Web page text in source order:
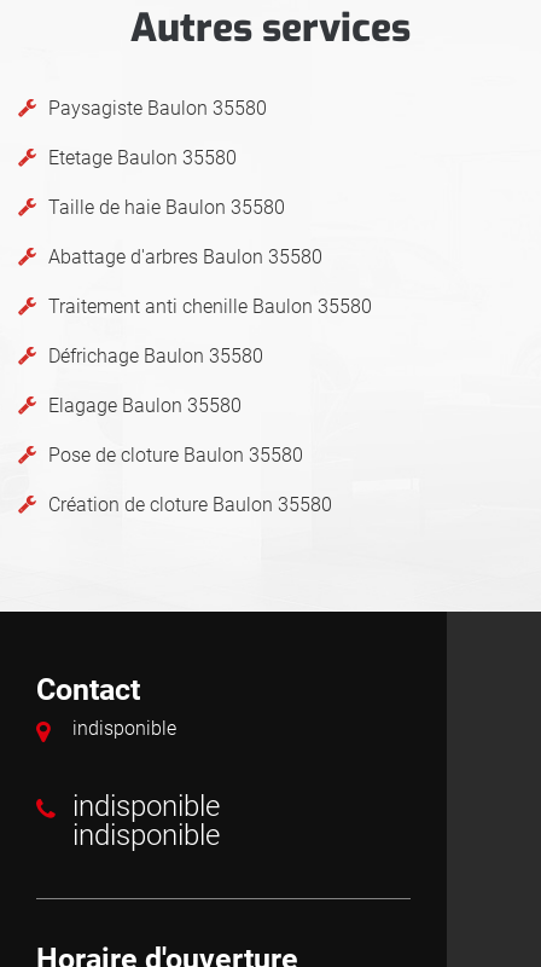
Autres services
Paysagiste Baulon 35580
Etetage Baulon 35580
Taille de haie Baulon 35580
Abattage d'arbres Baulon 35580
Traitement anti chenille Baulon 35580
Défrichage Baulon 35580
Elagage Baulon 35580
Pose de cloture Baulon 35580
Création de cloture Baulon 35580
Contact
indisponible
indisponible
indisponible
Horaire d'ouverture